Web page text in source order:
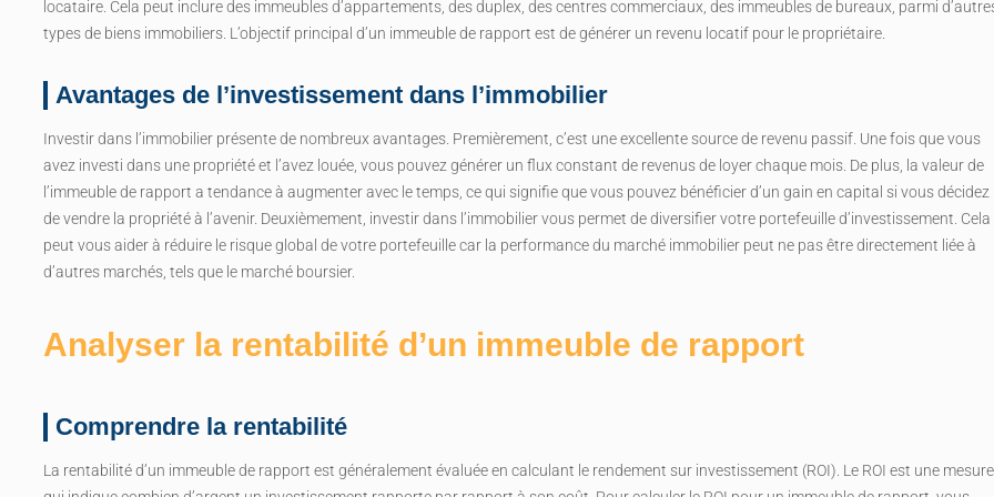
locataire. Cela peut inclure des immeubles d’appartements, des duplex, des centres commerciaux, des immeubles de bureaux, parmi
types de biens immobiliers. L’objectif principal d’un immeuble de rapport est de générer un revenu locatif pour le propriétaire.
Avantages de l’investissement dans l’immobilier
Investir dans l’immobilier présente de nombreux avantages. Premièrement, c’est une excellente source de revenu passif. Une fois que vous
avez investi dans une propriété et l’avez louée, vous pouvez générer un flux constant de revenus de loyer chaque mois. De plus, la valeur de
l’immeuble de rapport a tendance à augmenter avec le temps, ce qui signifie que vous pouvez bénéficier d’un gain en capital si vous décidez
de vendre la propriété à l’avenir. Deuxièmement, investir dans l’immobilier vous permet de diversifier votre portefeuille d’investissement. Cela
peut vous aider à réduire le risque global de votre portefeuille car la performance du marché immobilier peut ne pas être directement liée à
d’autres marchés, tels que le marché boursier.
Analyser la rentabilité d’un immeuble de rapport
Comprendre la rentabilité
La rentabilité d’un immeuble de rapport est généralement évaluée en calculant le rendement sur investissement (ROI). Le ROI est une mesure